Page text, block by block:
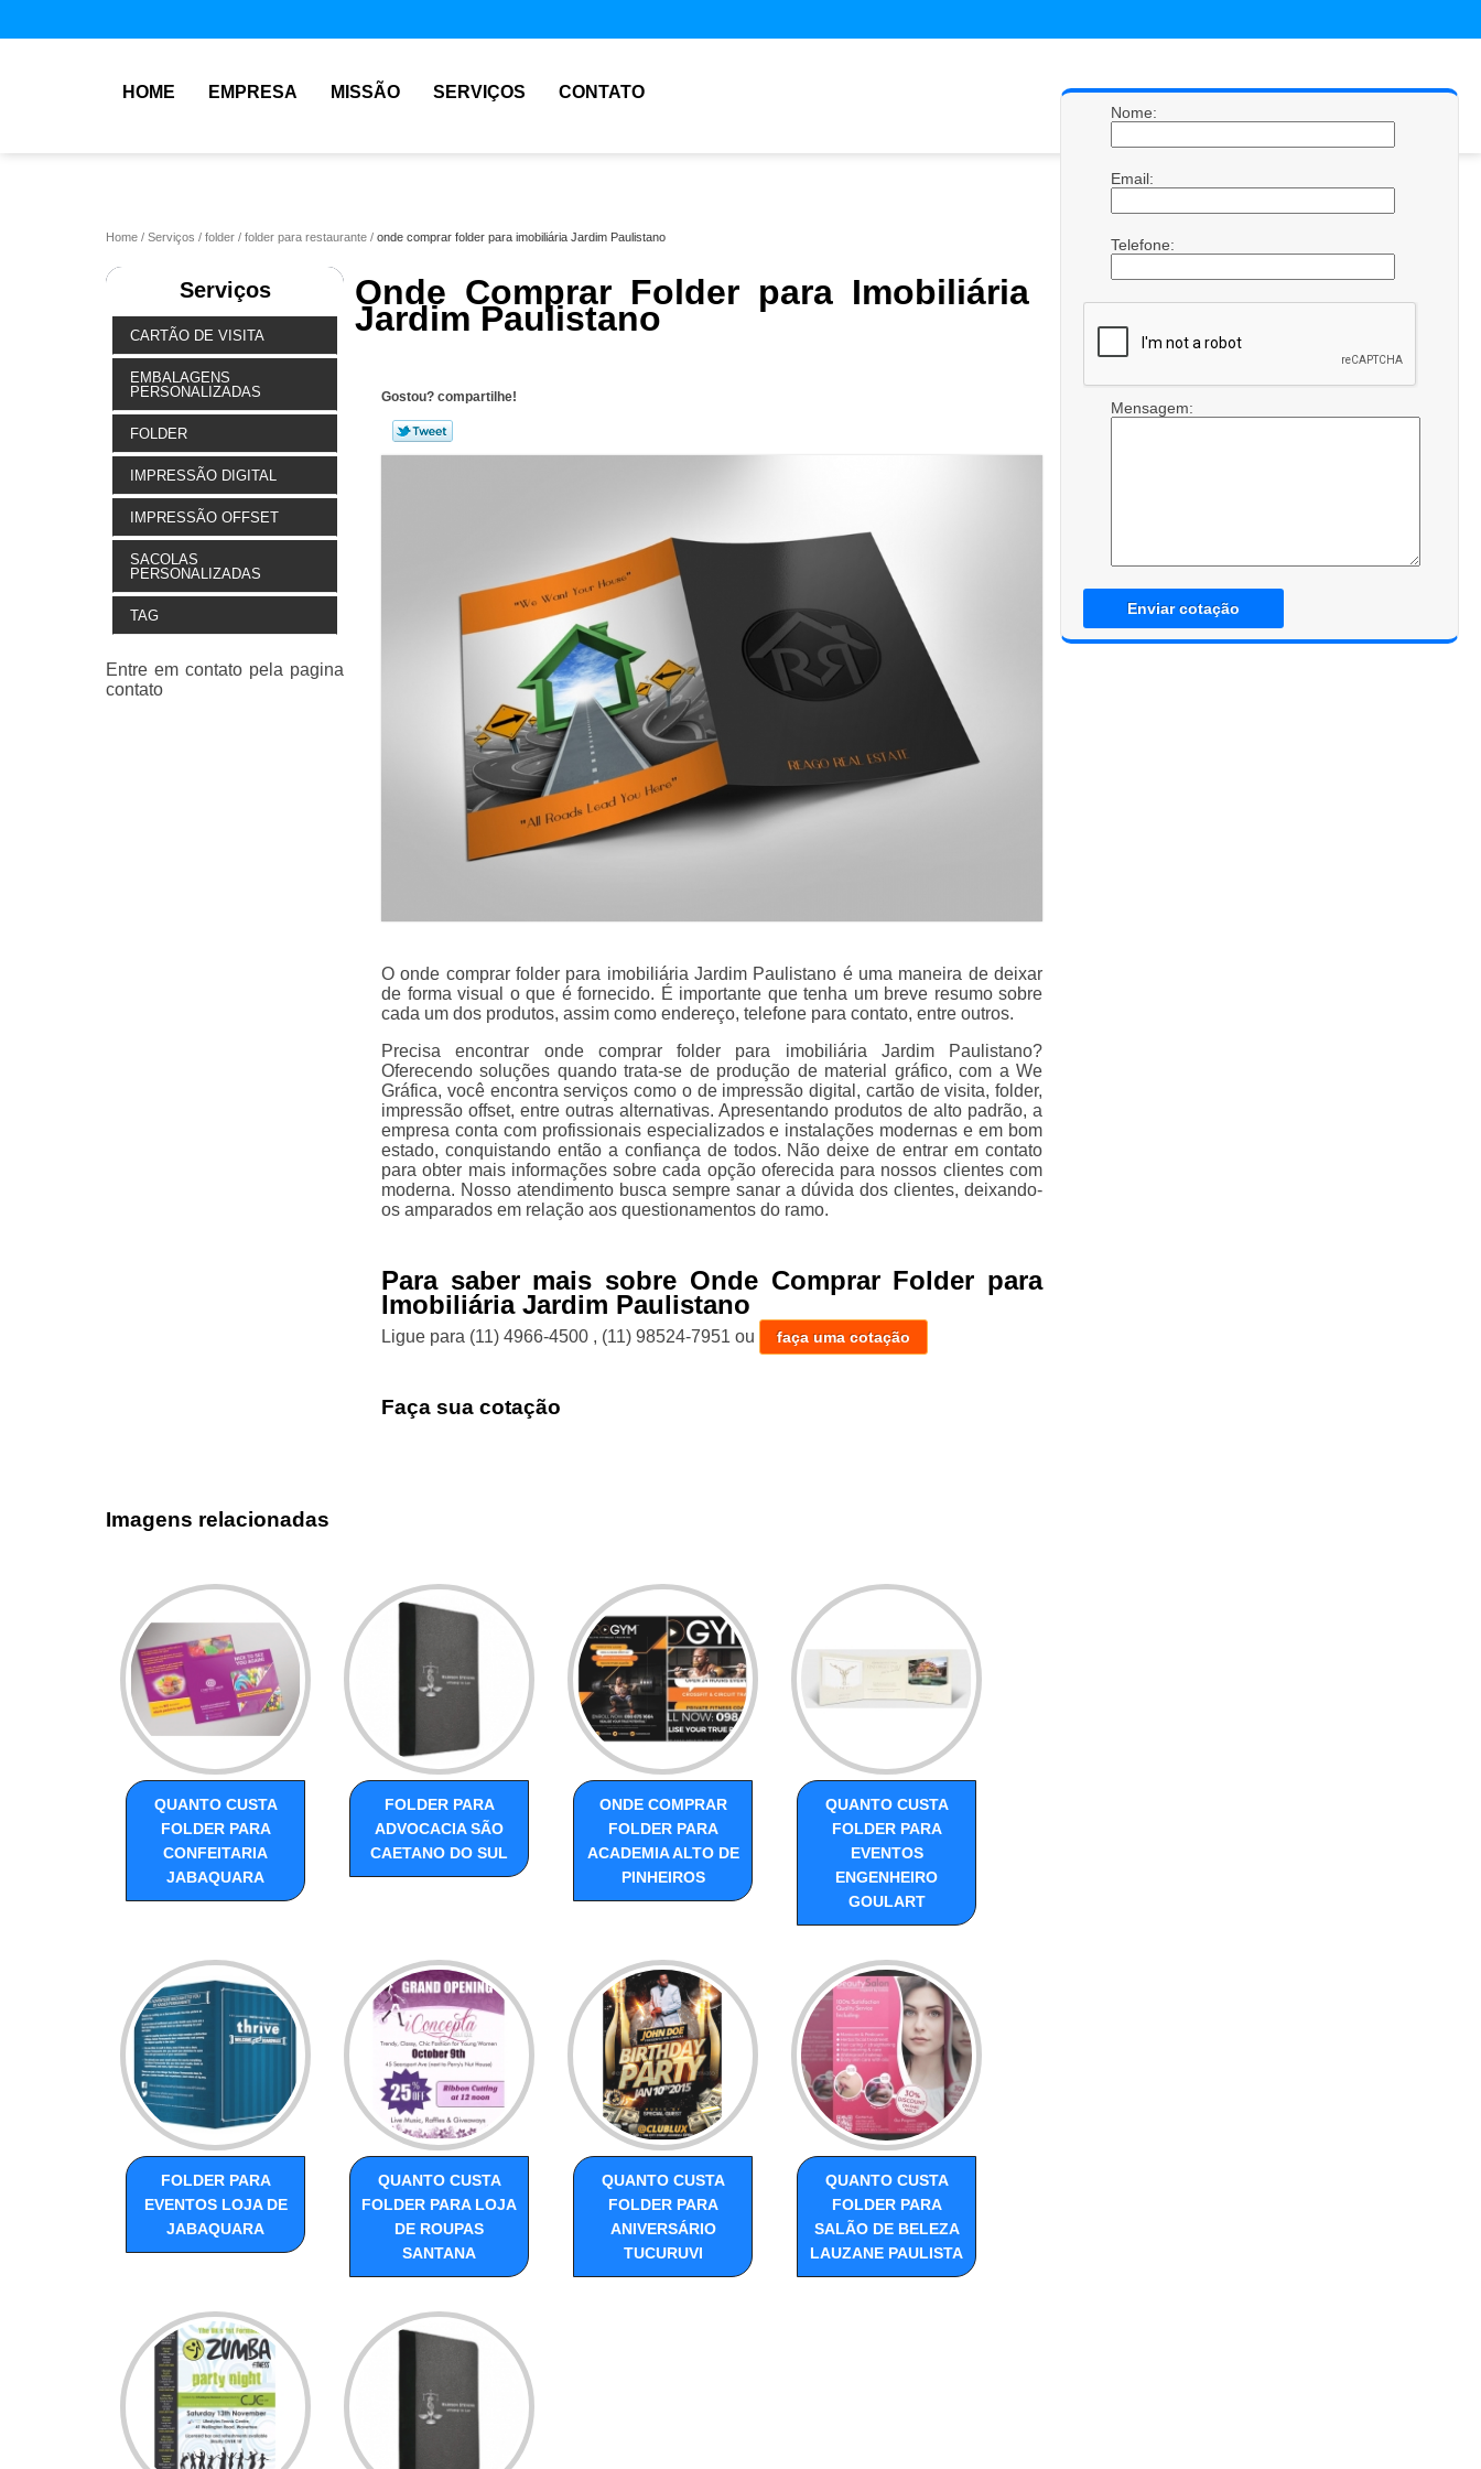
HOME EMPRESA MISSÃO SERVIÇOS CONTATO
Home Serviços folder folder para restaurante onde comprar folder para imobiliária Jardim Paulistano
Serviços
CARTÃO DE VISITA
EMBALAGENS
PERSONALIZADAS
FOLDER
IMPRESSÃO DIGITAL
IMPRESSÃO OFFSET
SACOLAS
PERSONALIZADAS
TAG
Onde Comprar Folder para Imobiliária
Jardim Paulistano
Gostou? compartilhe!
O onde comprar folder para imobiliária Jardim Paulistano é uma maneira de deixar
de forma visual o que é fornecido. É importante que tenha um breve resumo sobre
cada um dos produtos, assim como endereço, telefone para contato, entre outros.
Precisa encontrar onde comprar folder para imobiliária Jardim Paulistano?
Oferecendo soluções quando trata-se de produção de material gráfico, com a We
Gráfica, você encontra serviços como o de impressão digital, cartão de visita, folder,
impressão offset, entre outras alternativas. Apresentando produtos de alto padrão, a
empresa conta com profissionais especializados e instalações modernas e em bom
estado, conquistando então a confiança de todos. Não deixe de entrar em contato
para obter mais informações sobre cada opção oferecida para nossos clientes com
moderna. Nosso atendimento busca sempre sanar a dúvida dos clientes, deixando-
os amparados em relação aos questionamentos do ramo.
Para saber mais sobre Onde Comprar Folder para
Imobiliária Jardim Paulistano
Ligue para (11) 4966-4500 , (11) 98524-7951 ou faça uma cotação
Faça sua cotação
Nome:
Email:
Telefone:
Mensagem:
Enviar cotação
Imagens relacionadas
QUANTO CUSTA
FOLDER PARA
CONFEITARIA
JABAQUARA
FOLDER PARA
ADVOCACIA SÃO
CAETANO DO SUL
ONDE COMPRAR
FOLDER PARA
ACADEMIA ALTO DE
PINHEIROS
QUANTO CUSTA
FOLDER PARA
EVENTOS
ENGENHEIRO
GOULART
FOLDER PARA
EVENTOS LOJA DE
JABAQUARA
QUANTO CUSTA
FOLDER PARA LOJA
DE ROUPAS
SANTANA
QUANTO CUSTA
FOLDER PARA
ANIVERSÁRIO
TUCURUVI
QUANTO CUSTA
FOLDER PARA
SALÃO DE BELEZA
LAUZANE PAULISTA